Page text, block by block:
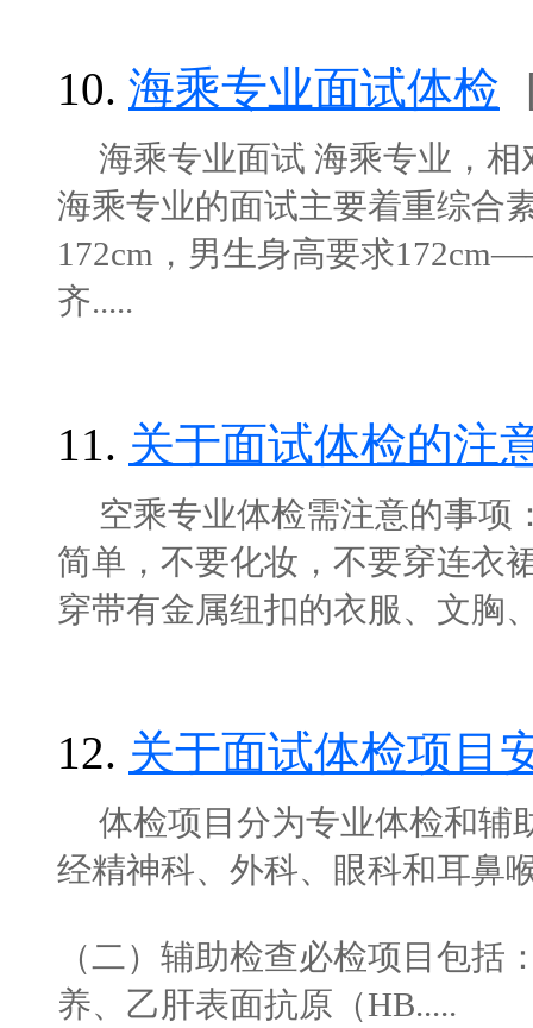
10. 海乘专业面试体检
海乘专业面试 海乘专业，相
海乘专业的面试主要着重综
172cm，男生身高要求
齐.....
11. 关于面试体检的注
空乘专业体检需注意的事项
简单，不要化妆，不要穿连衣
穿带有金属纽扣的衣服、文胸
12. 关于面试体检项目
体检项目分为专业体检和辅
经精神科、外科、眼科和耳鼻
（二）辅助检查必检项目包
养、乙肝表面抗原（HB.....